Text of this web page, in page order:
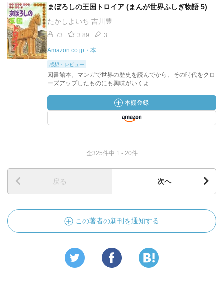
まぼろしの王国トロイア (まんが世界ふしぎ物語 5)
たかしよいち 吉川豊
73 3.89 3
Amazon.co.jp・本
感想・レビュー
図書館本。マンガで世界の歴史を読んでから、その時代をクロ
ーズアップしたものにも興味がいくよ...
全325件中 1 - 20件
戻る 次へ
この著者の新刊を通知する